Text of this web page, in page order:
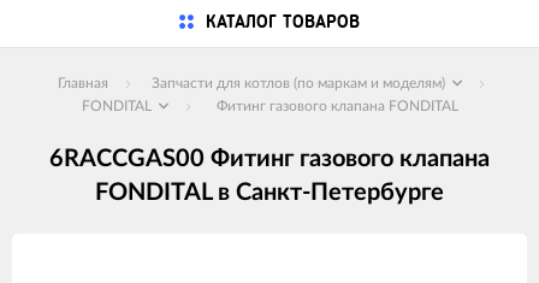
КАТАЛОГ ТОВАРОВ
Главная
Запчасти для котлов (по маркам и моделям)
FONDITAL
Фитинг газового клапана FONDITAL
6RACCGAS00 Фитинг газового клапана
FONDITAL в Санкт-Петербурге